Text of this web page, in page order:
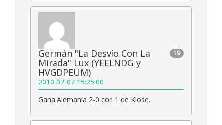
19
Germán "La Desvío Con La
Mirada" Lux (YEELNDG y
HVGDPEUM)
2010-07-07 15:25:00
Gana Alemania 2-0 con 1 de Klose.